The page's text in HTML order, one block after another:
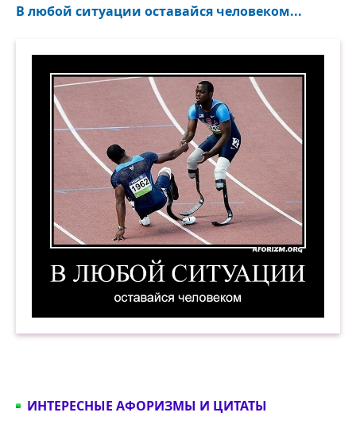
• бороться со стрессом без лекарств,
• заснуть без таблеток,
• искренне сказать, что у вас нет
предубеждений против цвета кожи,
религиозных убеждений, сексуальной
ориентации или политики,
значит, вы достигли уровня развития
своей собаки.
В любой ситуации оставайся человеком...
ИНТЕРЕСНЫЕ АФОРИЗМЫ И ЦИТАТЫ